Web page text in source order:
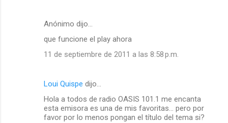
Anónimo dijo…
que funcione el play ahora
11 de septiembre de 2011 a las 8:58 p.m.
Loui Quispe dijo…
Hola a todos de radio OASIS 101.1 me encanta
esta emisora es una de mis favoritas... pero por
favor por lo menos pongan el título del tema si?